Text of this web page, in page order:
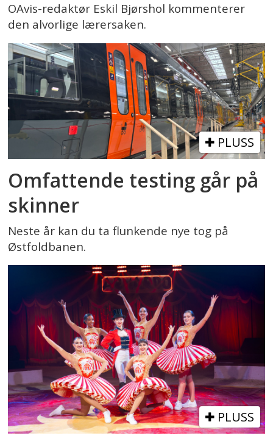
OAvis-redaktør Eskil Bjørshol kommenterer
den alvorlige lærersaken.
PLUSS
Omfattende testing går på
skinner
Neste år kan du ta flunkende nye tog på
Østfoldbanen.
PLUSS